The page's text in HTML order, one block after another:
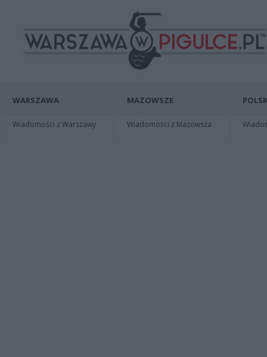
WARSZAWA
Wiadomości z Warszawy
MAZOWSZE
Wiadomości z Mazowsza